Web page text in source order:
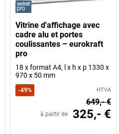
Vitrine d'affichage avec
cadre alu et portes
coulissantes – eurokraft
pro
18 x format A4, l x h x p 1330 x
970 x 50 mm
-49% HTVA
649,- €
à partir de 325,- €